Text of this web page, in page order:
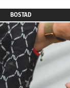
BOSTAD